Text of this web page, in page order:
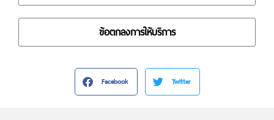
ข้อตกลงการให้บริการ
Facebook Twitter